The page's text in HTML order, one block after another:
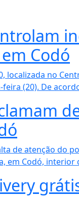
Codó
localizada no
(20). De
de atenção do
em Codó, interior